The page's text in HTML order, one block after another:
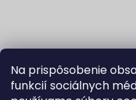
Na prispôsobenie
funkcií sociálnych